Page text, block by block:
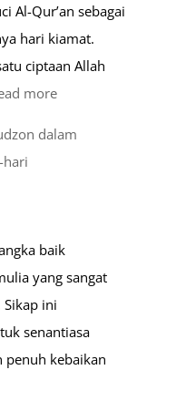
Al-Qur’an sebagai
hari kiamat.
ciptaan Allah
more:
dalam
hari
baik
yang sangat
ini
senantiasa
penuh kebaikan